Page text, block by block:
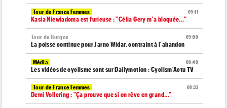
09:11
Tour de France Femmes
Kasia Niewiadoma est furieuse : "Célia Gery m'a bloquée..."
09:00
Tour de Burgos
La poisse continue pour Jarno Widar, contraint à l'abandon
08:40
Média
Les vidéos de cyclisme sont sur Dailymotion : Cyclism'Actu TV
08:32
Tour de France Femmes
Demi Vollering : "Ça prouve que si on rêve en grand..."